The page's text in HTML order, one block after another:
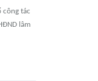
công tác
lâm